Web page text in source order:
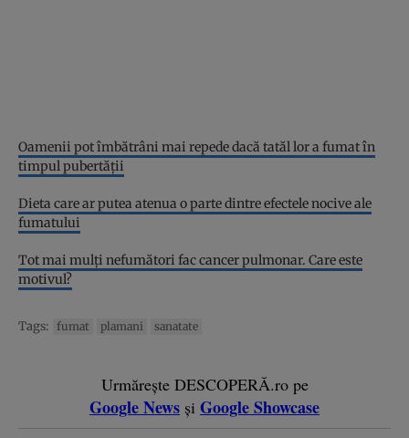
Oamenii pot îmbătrâni mai repede dacă tatăl lor a fumat în
timpul pubertății
Dieta care ar putea atenua o parte dintre efectele nocive ale
fumatului
Tot mai mulți nefumători fac cancer pulmonar. Care este
motivul?
Tags: fumat plamani sanatate
Urmărește DESCOPERĂ.ro pe
Google News și Google Showcase